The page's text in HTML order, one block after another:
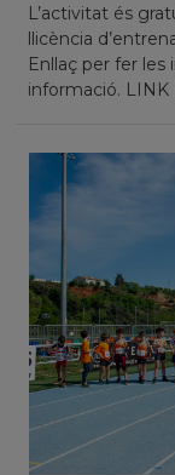
L’activitat és
llicència
Enllaç per fer les
informació. LINK